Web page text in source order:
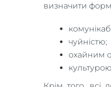
визначити
чуйністю;
охайним